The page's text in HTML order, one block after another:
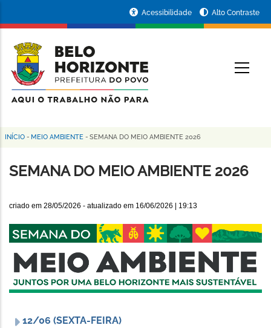
conteúdo
principal
da
Prefeitura
de
Horizonte
Acessibilidade Alto Contraste
Trilha
de
INÍCIO - MEIO AMBIENTE - SEMANA DO MEIO AMBIENTE 2026
SEMANA DO MEIO AMBIENTE 2026
criado em 28/05/2026 - atualizado em 16/06/2026 | 19:13
12/06 (SEXTA-FEIRA)